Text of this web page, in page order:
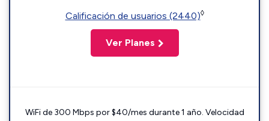
Calificación de usuarios (2440)◊
Ver Planes
WiFi de 300 Mbps por $40/mes durante 1 año. Velocidad